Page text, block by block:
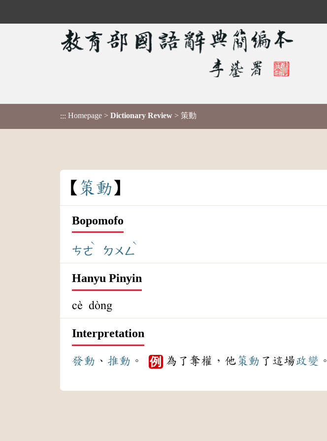
::: Homepage > Dictionary Review > 策動
策 動
Bopomofo
ㄘㄜ
ˋ
ㄉㄨㄥ
ˋ
Hanyu Pinyin
cè dòng
Interpretation
發動 、 推動 。 例 為了奪權，他 策動 了這場政變 。